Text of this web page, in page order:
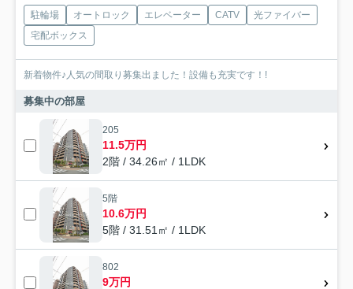
駐輪場 オートロック エレベーター CATV
光ファイバー
宅配ボックス
新着物件♪人気の間取り募集出ました！設備も充実です！!
募集中の部屋
205
11.5万円
2階 / 34.26㎡ / 1LDK
5階
10.6万円
5階 / 31.51㎡ / 1LDK
802
9万円